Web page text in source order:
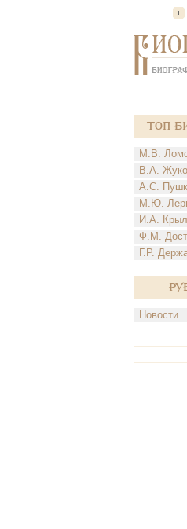
Топ
М.В.
В.А.
А.С.
М.Ю.
И.А.
Ф.М.
Г.Р.
Новости